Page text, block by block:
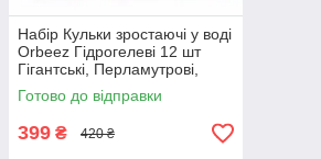
Набір Кульки зростаючі у воді
Orbeez Гідрогелеві 12 шт
Гігантські, Перламутрові,
Орбіз, що світяться (00422)
Готово до відправки
399 ₴ 420 ₴